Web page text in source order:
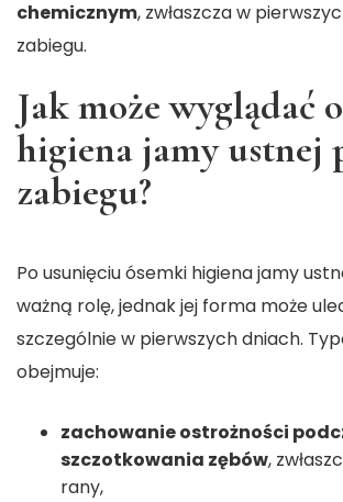
chemicznym, zwłaszcza w
zabiegu.
Jak może wyglądać
higiena jamy ustnej
zabiegu?
Po usunięciu ósemki higiena jamy
ważną rolę, jednak jej forma może
szczególnie w pierwszych dniach.
obejmuje:
zachowanie ostrożności
szczotkowania zębów,
rany,